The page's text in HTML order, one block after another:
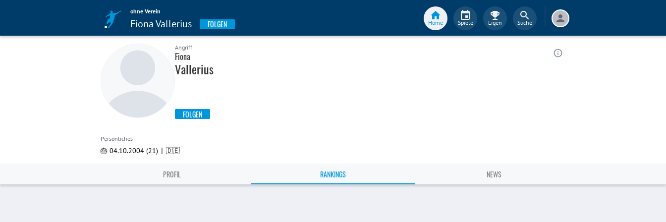
ohne Verein
Fiona Vallerius FOLGEN Home Spiele Ligen Suche
Angriff
Fiona
Vallerius
FOLGEN
Persönliches
🎂 04.10.2004 (21) | 🇩🇪
PROFIL RANKINGS NEWS